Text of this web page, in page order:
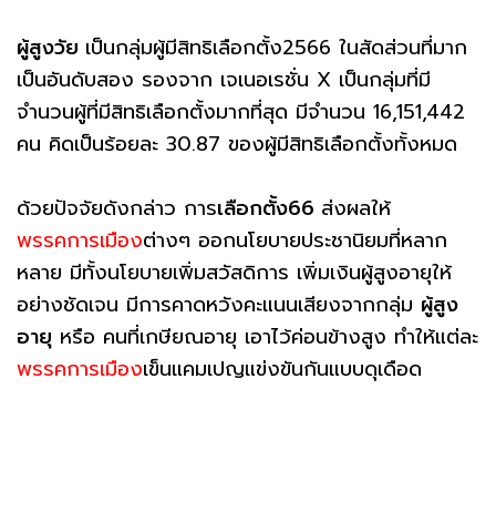
ผู้สูงวัย เป็นกลุ่มผู้มีสิทธิเลือกตั้ง2566 ในสัดส่วนที่มาก
เป็นอันดับสอง รองจาก เจเนอเรชั่น X เป็นกลุ่มที่มี
จำนวนผู้ที่มีสิทธิเลือกตั้งมากที่สุด มีจำนวน 16,151,442
คน คิดเป็นร้อยละ 30.87 ของผู้มีสิทธิเลือกตั้งทั้งหมด
ด้วยปัจจัยดังกล่าว การเลือกตั้ง66 ส่งผลให้
พรรคการเมืองต่างๆ ออกนโยบายประชานิยมที่หลาก
หลาย มีทั้งนโยบายเพิ่มสวัสดิการ เพิ่มเงินผู้สูงอายุให้
อย่างชัดเจน มีการคาดหวังคะแนนเสียงจากกลุ่ม ผู้สูง
อายุ หรือ คนที่เกษียณอายุ เอาไว้ค่อนข้างสูง ทำให้แต่ละ
พรรคการเมืองเข็นแคมเปญแข่งขันกันแบบดุเดือด